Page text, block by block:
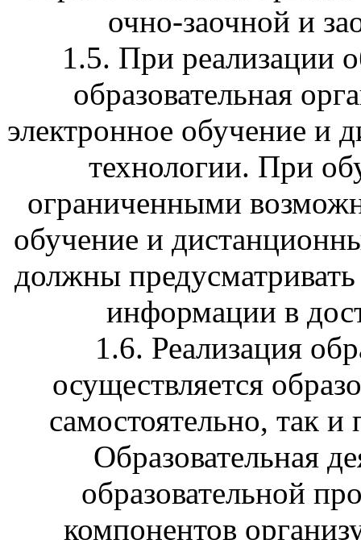
очно-заочной и
1.5. При реализации
образовательная
электронное обучение и
технологии. При
ограниченными
обучение и
должны
информации в
1.6. Реализация
осуществляется
самостоятельно, так
Образовательная
образовательной
компонентов